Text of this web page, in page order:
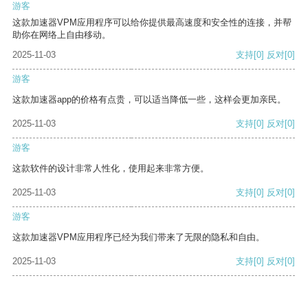
游客
这款加速器VPM应用程序可以给你提供最高速度和安全性的连接，并帮
助你在网络上自由移动。
2025-11-03
支持[0] 反对[0]
游客
这款加速器app的价格有点贵，可以适当降低一些，这样会更加亲民。
2025-11-03 支持[0] 反对[0]
游客
这款软件的设计非常人性化，使用起来非常方便。
2025-11-03 支持[0] 反对[0]
游客
这款加速器VPM应用程序已经为我们带来了无限的隐私和自由。
2025-11-03 支持[0] 反对[0]